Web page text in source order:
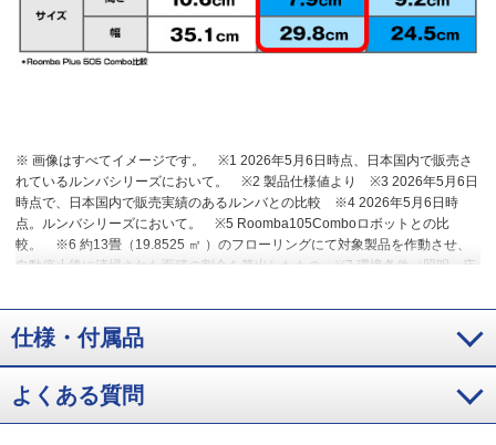
※ 画像はすべてイメージです。
※1 2026年5月6日時点、日本国内で販売さ
れているルンバシリーズにおいて。
※2 製品仕様値より
※3 2026年5月6日
時点で、日本国内で販売実績のあるルンバとの比較
※4 2026年5月6日時
点。ルンバシリーズにおいて。
※5 Roomba105Comboロボットとの比
較。
※6 約13畳（19.8525 ㎡ ）のフローリングにて対象製品を作動させ、
自動停止後に清掃された面積の割合を算出したもの
※7 環境条件（照明・床
する場合があります。
※8 北米での標準的なフロアサイズ1,300平方フィー
トの面積において、90日間で合計105.2gのゴミが蓄積されると算出。
仕様・付属品
よくある質問